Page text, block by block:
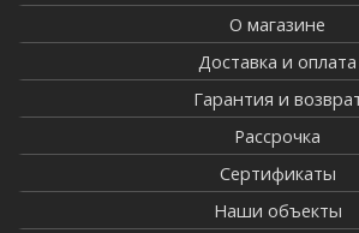
О магазине
Доставка и оплата
Гарантия и
Рассрочка
Сертификаты
Наши объекты